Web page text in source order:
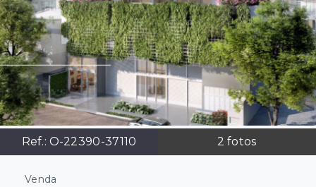
Ref.: O-22390-37110 2 fotos
Venda